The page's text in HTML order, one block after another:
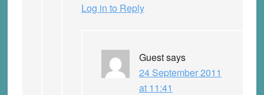
Log in to Reply
Guestsays
24 September 2011
at 11:41